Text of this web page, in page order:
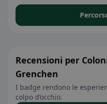
Recensioni per
Grenchen
I badge rendono le
colpo d’occhio.